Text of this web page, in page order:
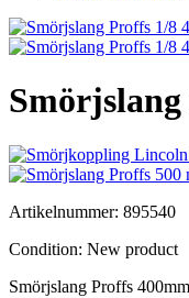
Artikelnummer: 895540
Condition: New product
Smörjslang Proffs